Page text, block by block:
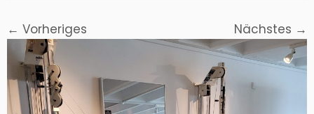
← Vorheriges Nächstes →